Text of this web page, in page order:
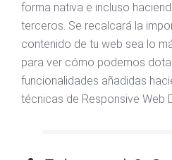
forma nativa e incluso
terceros. Se recalcará la
contenido de tu web sea lo
para ver cómo podemos
funcionalidades añadidas
técnicas de Responsive Web